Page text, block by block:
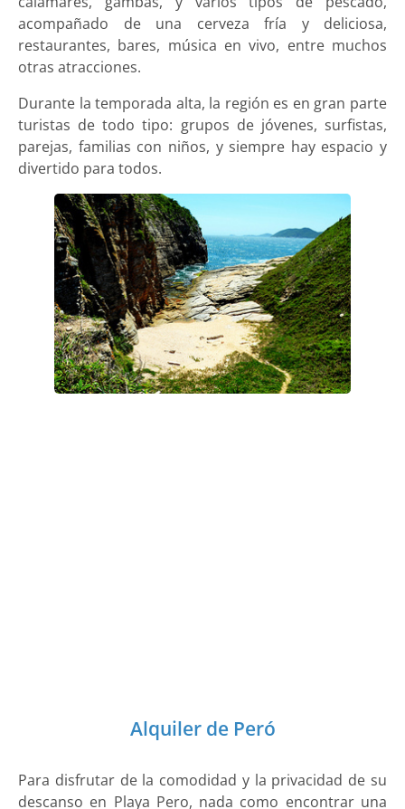
acompañado de una cerveza fría y deliciosa,
restaurantes, bares, música en vivo, entre muchos
otras atracciones.
Durante la temporada alta, la región es en gran parte
turistas de todo tipo: grupos de jóvenes, surfistas,
parejas, familias con niños, y siempre hay espacio y
divertido para todos.
Alquiler de Peró
Para disfrutar de la comodidad y la privacidad de su
descanso en Playa Pero, nada como encontrar una